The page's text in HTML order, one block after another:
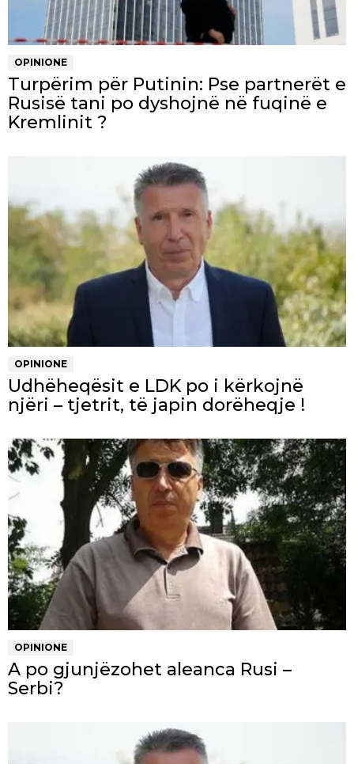
OPINIONE
Turpërim për Putinin: Pse partnerët e
Rusisë tani po dyshojnë në fuqinë e
Kremlinit ?
OPINIONE
Udhëheqësit e LDK po i kërkojnë
njëri – tjetrit, të japin dorëheqje !
OPINIONE
A po gjunjëzohet aleanca Rusi –
Serbi?